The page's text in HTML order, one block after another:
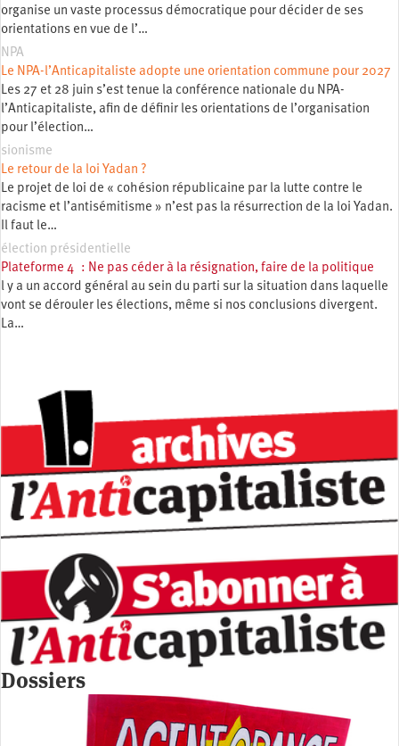
organise un vaste processus démocratique pour décider de ses
orientations en vue de l’…
NPA
Le NPA-l’Anticapitaliste adopte une orientation commune pour 2027
Les 27 et 28 juin s’est tenue la conférence nationale du NPA-
l’Anticapitaliste, afin de définir les orientations de l’organisation
pour l’élection…
sionisme
Le retour de la loi Yadan ?
Le projet de loi de « cohésion républicaine par la lutte contre le
racisme et l’antisémitisme » n’est pas la résurrection de la loi Yadan.
Il faut le…
élection présidentielle
Plateforme 4 : Ne pas céder à la résignation, faire de la politique
l y a un accord général au sein du parti sur la situation dans laquelle
vont se dérouler les élections, même si nos conclusions divergent.
La…
Dossiers